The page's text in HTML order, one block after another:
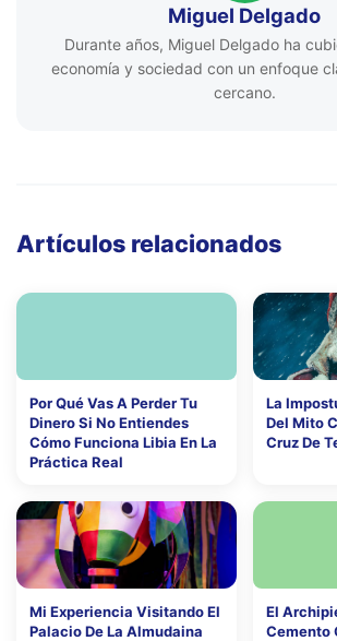
Miguel Delgado
Durante años, Miguel Delgado ha
economía y sociedad con un enfoque
cercano.
Artículos relacionados
Por Qué Vas A Perder Tu
Dinero Si No Entiendes
Cómo Funciona Libia En La
Práctica Real
La
Del Mito
Cruz De
Mi Experiencia Visitando El
Palacio De La Almudaina
El
Cemento